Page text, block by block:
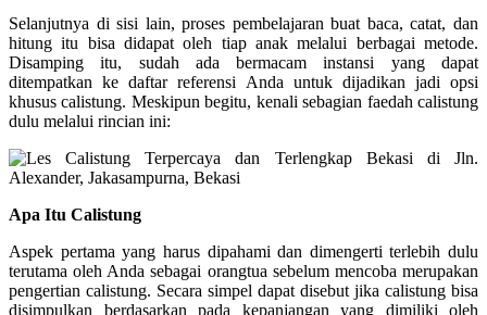
Selanjutnya di sisi lain, proses pembelajaran buat baca, catat, dan
hitung itu bisa didapat oleh tiap anak melalui berbagai metode.
Disamping itu, sudah ada bermacam instansi yang dapat
ditempatkan ke daftar referensi Anda untuk dijadikan jadi opsi
khusus calistung. Meskipun begitu, kenali sebagian faedah calistung
dulu melalui rincian ini:
Apa Itu Calistung
Aspek pertama yang harus dipahami dan dimengerti terlebih dulu
terutama oleh Anda sebagai orangtua sebelum mencoba merupakan
pengertian calistung. Secara simpel dapat disebut jika calistung bisa
disimpulkan berdasarkan pada kepanjangan yang dimiliki oleh